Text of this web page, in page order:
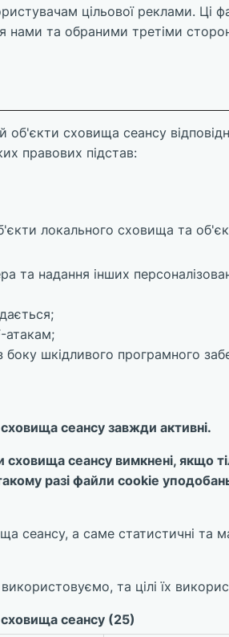
цільової реклами. Ці
нами та обраними третіми
сховища сеансу
правових підстав:
локального сховища та
та надання інших
атакам;
шкідливого програмного
сеансу завжди активні.
сеансу вимкнені, якщо
разі файли cookie
сеансу, а саме статистичні та
та цілі їх
сеансу (25)